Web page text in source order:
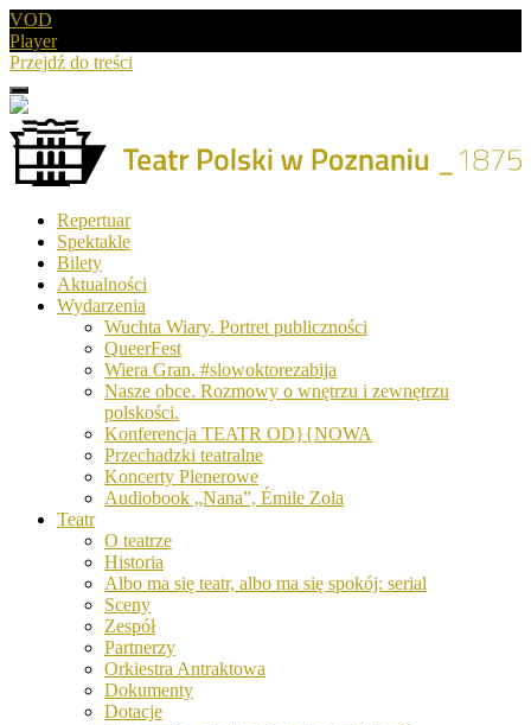
VOD
Player
Przejdź do treści
Menu
Drugie
logo
Teatr
Polski
Poznaniu
Repertuar
Spektakle
Bilety
Aktualności
Wydarzenia
Wuchta Wiary. Portret publiczności
QueerFest
Wiera Gran. #slowoktorezabija
Nasze obce. Rozmowy o wnętrzu i zewnętrzu
polskości.
Konferencja TEATR OD}{NOWA
Przechadzki teatralne
Koncerty Plenerowe
Audiobook „Nana”, Émile Zola
Teatr
O teatrze
Historia
Albo ma się teatr, albo ma się spokój: serial
Sceny
Zespół
Partnerzy
Orkiestra Antraktowa
Dokumenty
Dotacje